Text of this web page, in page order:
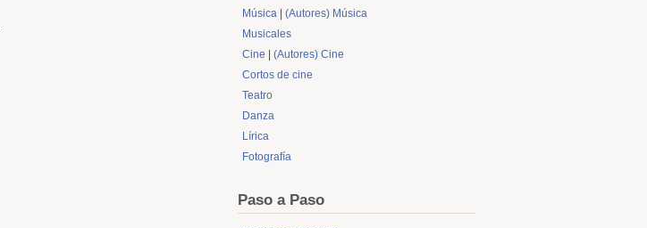
Música
(Autores) Música
Musicales
Cine
(Autores) Cine
Cortos de cine
Teatro
Danza
Lírica
Fotografía
Paso a Paso